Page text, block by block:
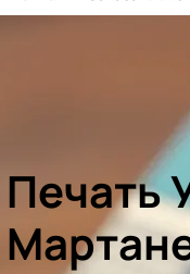
Печать